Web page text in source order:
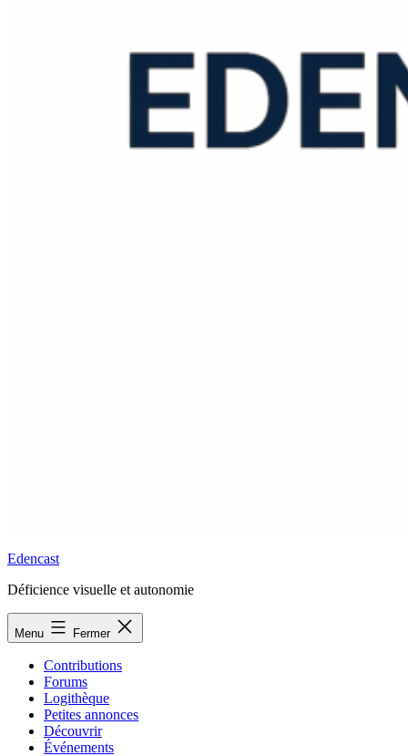
Edencast
Déficience visuelle et autonomie
Menu Fermer
Contributions
Forums
Logithèque
Petites annonces
Découvrir
Événements